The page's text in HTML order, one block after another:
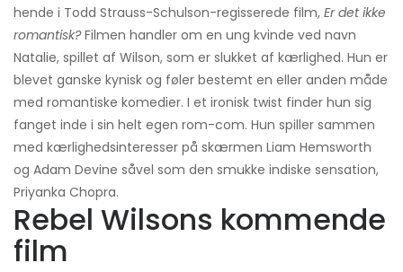
hende i Todd Strauss-Schulson-regisserede film, Er det ikke
romantisk?Filmen handler om en ung kvinde ved navn
Natalie, spillet af Wilson, som er slukket af kærlighed. Hun er
blevet ganske kynisk og føler bestemt en eller anden måde
med romantiske komedier. I et ironisk twist finder hun sig
fanget inde i sin helt egen rom-com. Hun spiller sammen
med kærlighedsinteresser på skærmen Liam Hemsworth
og Adam Devine såvel som den smukke indiske sensation,
Priyanka Chopra.
Rebel Wilsons kommende
film